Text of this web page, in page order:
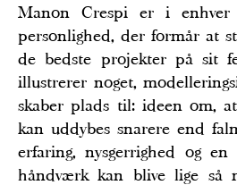
Manon Crespi er i enhver
personlighed, der formår at
de bedste projekter på sit
illustrerer noget,
skaber plads til: ideen om,
kan uddybes snarere end
erfaring, nysgerrighed og
håndværk kan blive lige så